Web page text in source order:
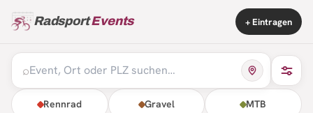
RadsportEvents + Eintragen
⌕
Rennrad Gravel MTB